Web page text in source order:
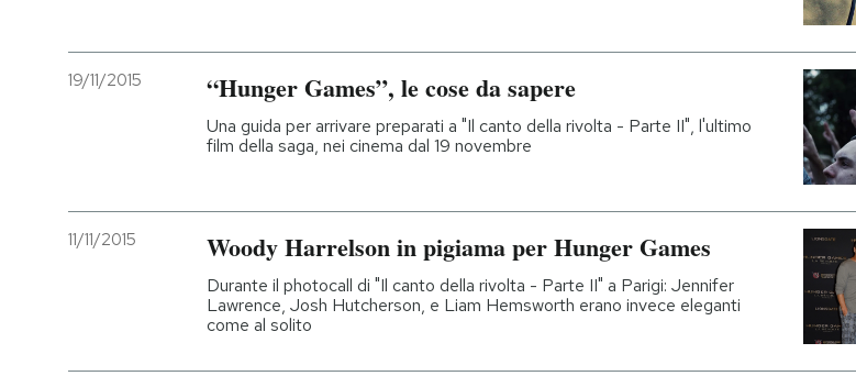
AREA PERSONALE
19/11/2015 “Hunger Games”, le cose da sapere
Una guida per arrivare preparati a "Il canto della rivolta - Parte II", l'ultimo
film della saga, nei cinema dal 19 novembre
11/11/2015 Woody Harrelson in pigiama per Hunger Games
Durante il photocall di "Il canto della rivolta - Parte II" a Parigi: Jennifer
Lawrence, Josh Hutcherson, e Liam Hemsworth erano invece eleganti
come al solito